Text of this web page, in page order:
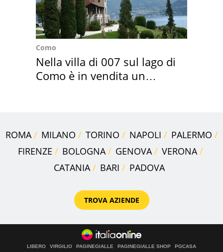
Como
Nella villa di 007 sul lago di
Como è in vendita un
ROMA MILANO TORINO NAPOLI
PALERMO
FIRENZE
BOLOGNA GENOVA
VERONA
CATANIA
BARI PADOVA
TROVA AZIENDE
LIBERO VIRGILIO PAGINEGIALLE PAGINEGIALLE SHOP
PGCASA